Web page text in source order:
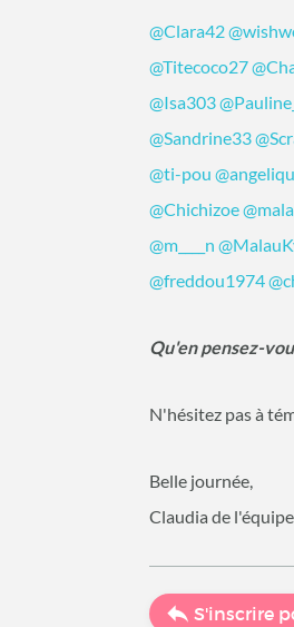
@Clara42
@Titecoco27
@Isa303
@Sandrine33
@ti-pou
@Chichizoe
@m____n
@freddou1974
Qu'en pensez-
N'hésitez pas à
Belle journée,
Claudia de
S'inscrire